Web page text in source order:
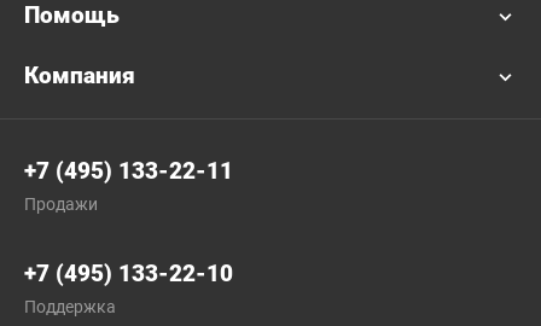
Помощь
Компания
+7 (495) 133-22-11
Продажи
+7 (495) 133-22-10
Поддержка